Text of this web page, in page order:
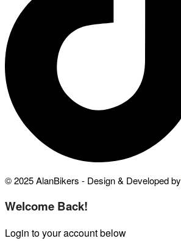
© 2025 AlanBikers - Design & Developed by
Welcome Back!
Login to your account below